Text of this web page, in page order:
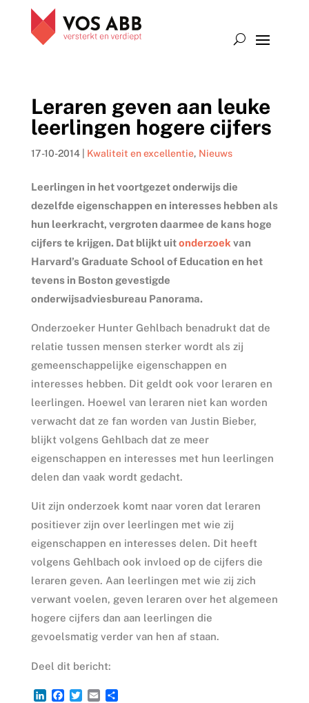
Leraren geven aan leuke
leerlingen hogere cijfers
17-10-2014| Kwaliteit en excellentie, Nieuws
Leerlingen in het voortgezet onderwijs die
dezelfde eigenschappen en interesses hebben als
hun leerkracht, vergroten daarmee de kans hoge
cijfers te krijgen. Dat blijkt uitonderzoek van
Harvard’s Graduate School of Education en het
tevens in Boston gevestigde
onderwijsadviesbureau Panorama.
Onderzoeker Hunter Gehlbach benadrukt dat de
relatie tussen mensen sterker wordt als zij
gemeenschappelijke eigenschappen en
interesses hebben. Dit geldt ook voor leraren en
leerlingen. Hoewel van leraren niet kan worden
verwacht dat ze fan worden van Justin Bieber,
blijkt volgens Gehlbach dat ze meer
eigenschappen en interesses met hun leerlingen
delen dan vaak wordt gedacht.
Uit zijn onderzoek komt naar voren dat leraren
positiever zijn over leerlingen met wie zij
eigenschappen en interesses delen. Dit heeft
volgens Gehlbach ook invloed op de cijfers die
leraren geven. Aan leerlingen met wie zij zich
verwant voelen, geven leraren over het algemeen
hogere cijfers dan aan leerlingen die
gevoelsmatig verder van hen af staan.
Deel dit bericht:
L
F
T
E
D